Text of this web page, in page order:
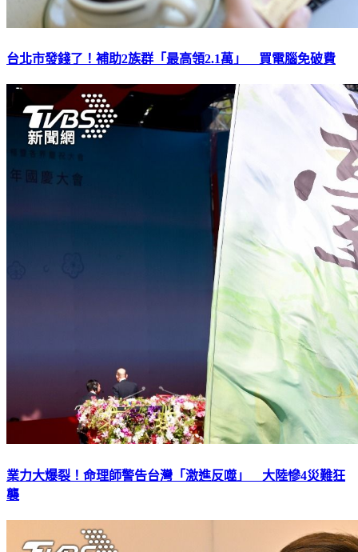
台北市發錢了！補助2族群「最高領2.1萬」 買電腦免破費
業力大爆裂！命理師警告台灣「激進反噬」 大陸慘4災難狂
襲